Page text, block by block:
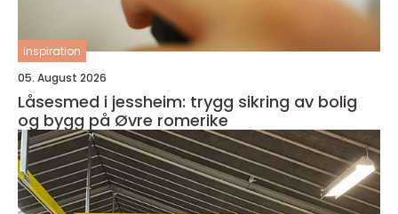
inspiration
05. August 2026
Låsesmed i jessheim: trygg sikring av bolig
og bygg på Øvre romerike